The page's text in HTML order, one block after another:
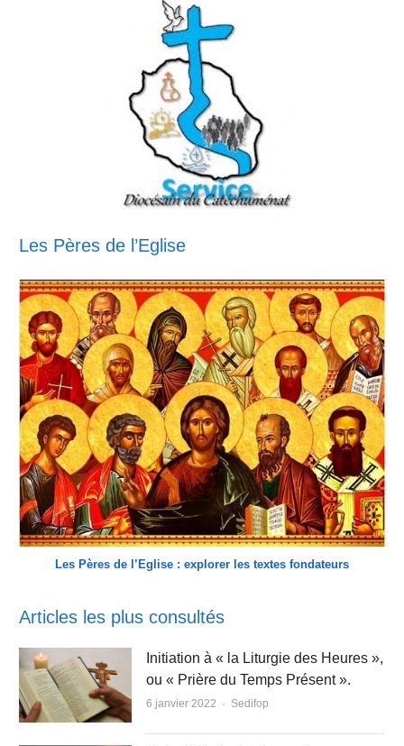
Les Pères de l’Eglise
Les Pères de l’Eglise : explorer les textes fondateurs
Articles les plus consultés
Initiation à « la Liturgie des Heures »,
ou « Prière du Temps Présent ».
6 janvier 2022 Author
Sedifop